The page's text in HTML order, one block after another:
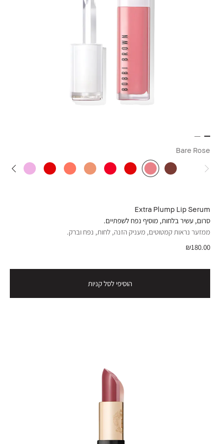
Bare Rose
Extra Plump Lip Serum
סרום, עשיר בלחות, מוסיף נפח לשפתיים.
ממזער נראות קמטוטים, מעניק הזנה, לחות, נפח וברק.
₪180.00
הוסיפי לסל קניות